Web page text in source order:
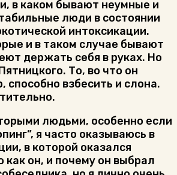
в каком бывают неумные и
люди в состоянии
интоксикации.
и в таком случае бывают
держать себя в руках. Но
То, во что он
способно взбесить и слона.
людьми, особенно если
я часто оказываюсь в
в которой оказался
как он, и почему он выбрал